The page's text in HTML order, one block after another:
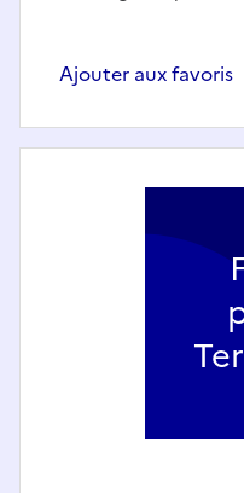
Ajouter aux favoris